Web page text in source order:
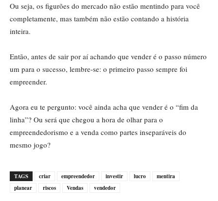
Ou seja, os figurões do mercado não estão mentindo para você
completamente, mas também não estão contando a história
inteira.
Então, antes de sair por aí achando que vender é o passo número
um para o sucesso, lembre-se: o primeiro passo sempre foi
empreender.
Agora eu te pergunto: você ainda acha que vender é o “fim da
linha”? Ou será que chegou a hora de olhar para o
empreendedorismo e a venda como partes inseparáveis ​​do
mesmo jogo?
TAGS criar empreendedor investir lucro
mentira
planear
riscos Vendas vendedor